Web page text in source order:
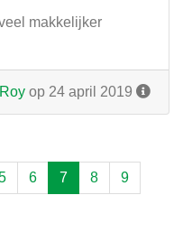
makkelijker
op 24 april 2019
6 7 8 9